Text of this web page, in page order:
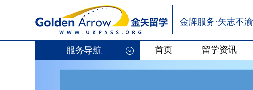
金牌服务·矢志不渝
服务导航 首页 留学资讯